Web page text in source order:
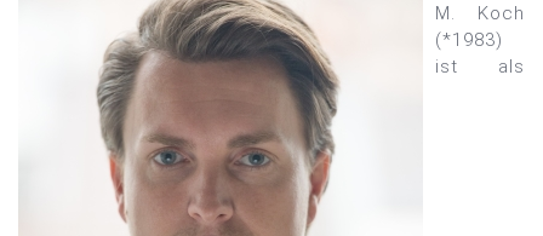
M. Koch
(*1983)
ist als